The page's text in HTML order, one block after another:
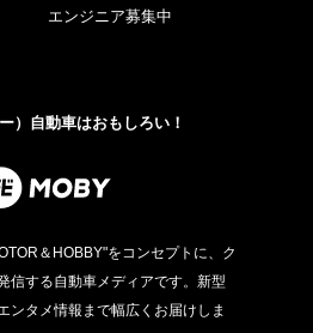
エンジニア募集中
）自動車はおもしろい！
＆HOBBY"をコンセプトに、ク
信する自動車メディアです。新型
ンタメ情報まで幅広くお届けしま